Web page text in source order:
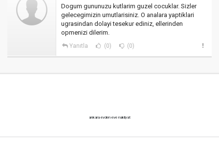
Dogum gununuzu kutlarim guzel cocuklar. Sizler
gelecegimizin umutlarisiniz. O analara yaptiklari
ugrasindan dolayi tesekur ediniz, ellerinden
opmenizi dilerim.
Yanıtla (0) (0)
ankara evden eve nakliyat